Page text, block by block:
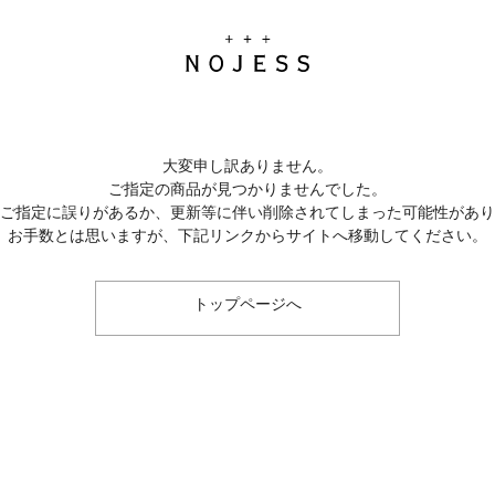
大変申し訳ありません。
ご指定の商品が見つかりませんでした。
指定に誤りがあるか、更新等に伴い削除されてしまった可能性があ
お手数とは思いますが、下記リンクからサイトへ移動してください。
トップページへ